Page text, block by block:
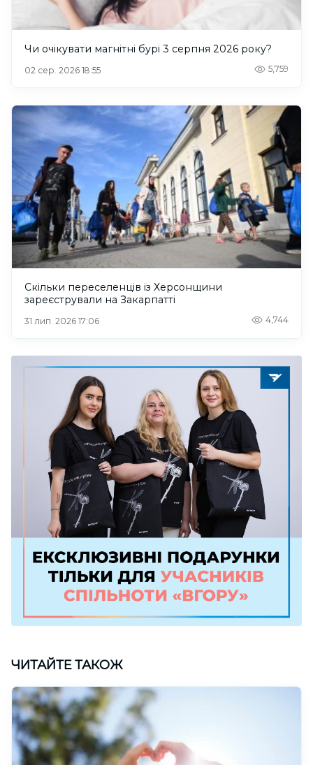
Чи очікувати магнітні бурі 3 серпня 2026 року?
02 сер. 2026 18:55 5,759
Скільки переселенців із Херсонщини
зареєстрували на Закарпатті
31 лип. 2026 17:06 4,744
ЧИТАЙТЕ ТАКОЖ